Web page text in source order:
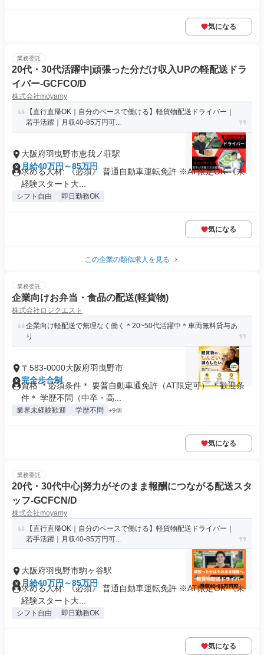
気になる
業務委託
20代・30代活躍中|頑張った分だけ収入UPの軽配送ドラ
イバー-GCFCO/D
株式会社moyamy
【直行直帰OK｜自分のペースで働ける】軽貨物配送ドライバー｜
若手活躍｜月収40-85万円可...
大阪府羽曳野市恵我ノ荘駅
月給40万円～85万円
求める人材: 《必須》 普通自動車運転免許 ※AT限定OK 《未
経験スタート大...
シフト自由 即日勤務OK
気になる
この企業の類似求人を見る
業務委託
企業向けお弁当・食品の配送(軽貨物)
株式会社ロジクエスト
企業向け軽配送で無理なく働く＊20~50代活躍中＊車両無料貸与あ
り
〒583-0000大阪府羽曳野市
完全歩合制
資格 ＊必須条件＊ 要普自動車通免許（AT限定可） ＊歓迎条
件＊ 学歴不問（中卒・高...
業界未経験歓迎 学歴不問 +9個
気になる
業務委託
20代・30代中心|努力がそのまま報酬につながる配送スタ
ッフ-GCFCN/D
株式会社moyamy
【直行直帰OK｜自分のペースで働ける】軽貨物配送ドライバー｜
若手活躍｜月収40-85万円可...
大阪府羽曳野市駒ヶ谷駅
月給40万円～85万円
求める人材: 《必須》 普通自動車運転免許 ※AT限定OK 《未
経験スタート大...
シフト自由 即日勤務OK
気になる